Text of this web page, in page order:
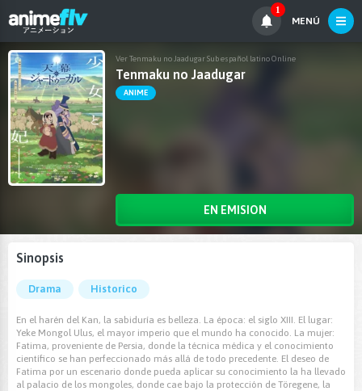
1
MENÚ
Ver Tenmaku no Jaadugar Sub español latino Online
Tenmaku no Jaadugar
ANIME
EN EMISION
Sinopsis
Drama Historico
En el harén del Kan, la sabiduría es belleza. La época: el siglo XIII. El lugar:
Yeke Mongol Ulus, el mayor imperio que el mundo ha conocido. La mujer:
Fatima, proveniente de Persia, donde la técnica médica y el conocimiento
científico se han perfeccionado más allá de todo precedente. El deseo de
Fatima por un escenario donde pueda aplicar su conocimiento la ha llevado
al palacio de los mongoles, donde cae bajo la protección de Töregene, la